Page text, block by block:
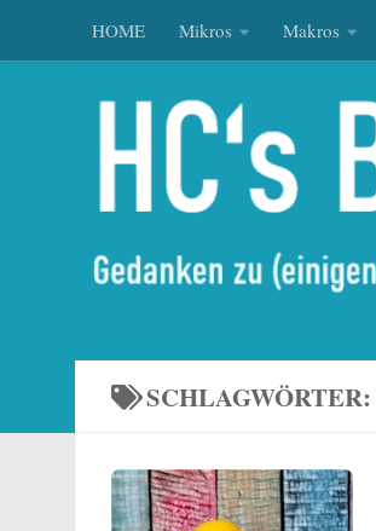
Zum Inhalt springen
HOME Mikros Makros
SCHLAGWÖRTER: